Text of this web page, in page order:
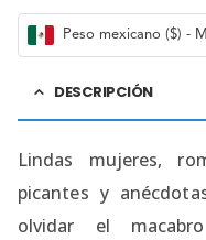
Peso mexicano ($) -
DESCRIPCIÓN
Lindas mujeres,
picantes y
olvidar el